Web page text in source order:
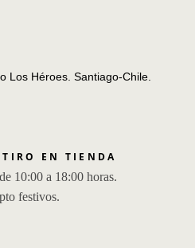
Los Héroes. Santiago-Chile.
EN TIENDA
10:00 a 18:00 horas.
festivos.